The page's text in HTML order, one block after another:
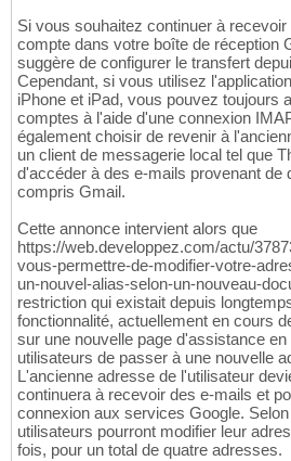
Si vous souhaitez continuer à
compte dans votre boîte de réception
suggère de configurer le transfert
Cependant, si vous utilisez
iPhone et iPad, vous pouvez toujours
comptes à l'aide d'une connexion
également choisir de revenir à
un client de messagerie local tel que
d'accéder à des e-mails provenant de
compris Gmail.
Cette annonce intervient alors que
https://web.developpez.com/actu/
vous-permettre-de-modifier-votre-
un-nouvel-alias-selon-un-nouveau-
restriction qui existait depuis
fonctionnalité, actuellement en cours
sur une nouvelle page d'assistance
utilisateurs de passer à une nouvelle
L'ancienne adresse de l'utilisateur
continuera à recevoir des e-mails et
connexion aux services Google.
utilisateurs pourront modifier leur
fois, pour un total de quatre adresses.